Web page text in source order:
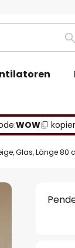
WOW
Glas, Länge 80